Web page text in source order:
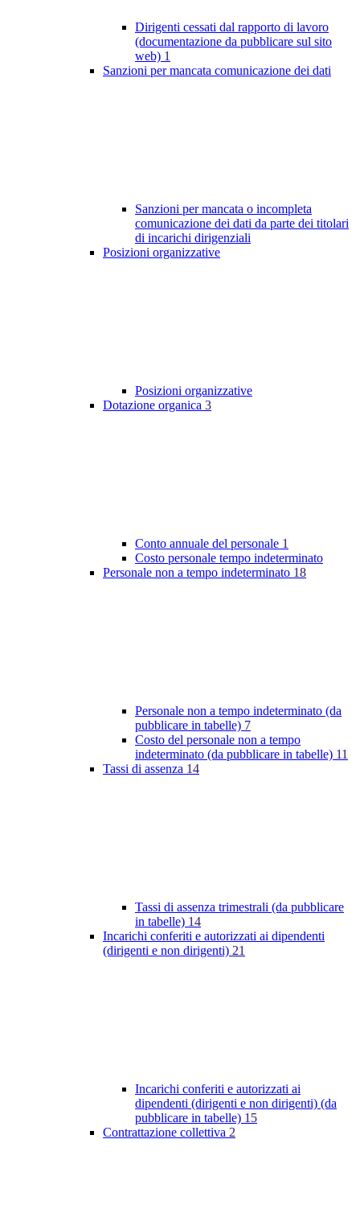
Dirigenti cessati dal rapporto di lavoro
(documentazione da pubblicare sul sito
web) 1
Sanzioni per mancata comunicazione dei dati
Sanzioni per mancata o incompleta
comunicazione dei dati da parte dei titolari
di incarichi dirigenziali
Posizioni organizzative
Posizioni organizzative
Dotazione organica 3
Conto annuale del personale 1
Costo personale tempo indeterminato
Personale non a tempo indeterminato 18
Personale non a tempo indeterminato (da
pubblicare in tabelle) 7
Costo del personale non a tempo
indeterminato (da pubblicare in tabelle) 11
Tassi di assenza 14
Tassi di assenza trimestrali (da pubblicare
in tabelle) 14
Incarichi conferiti e autorizzati ai dipendenti
(dirigenti e non dirigenti) 21
Incarichi conferiti e autorizzati ai
dipendenti (dirigenti e non dirigenti) (da
pubblicare in tabelle) 15
Contrattazione collettiva 2